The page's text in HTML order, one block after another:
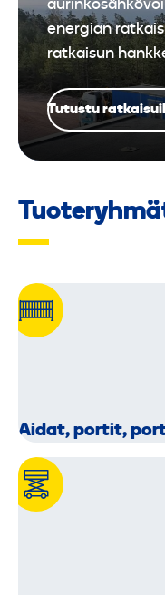
energian
ratkaisun
Tutustu
Aidat, portit,